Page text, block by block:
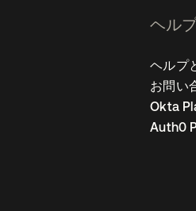
ヘル
ヘルプ
お問い
Okta
Auth0